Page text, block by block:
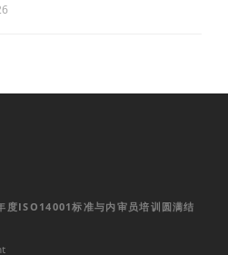
度ISO14001标准与内审员培训圆满结